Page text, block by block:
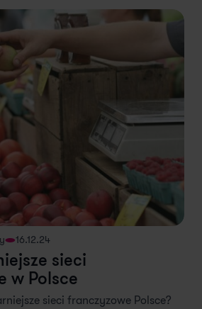
16.12.24
sieci
w Polsce
sieci franczyzowe Polsce?